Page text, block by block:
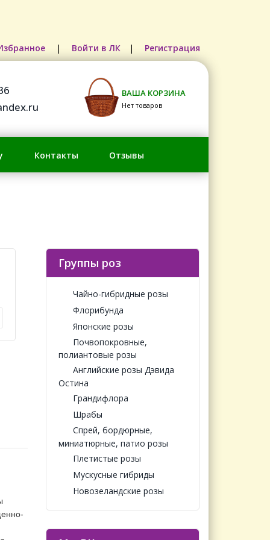
| Войти в ЛК | Регистрация
ВАША КОРЗИНА
Нет товаров
Контакты Отзывы
Группы роз
Чайно-гибридные розы
Флорибунда
Японские розы
Почвопокровные,
полиантовые розы
Английские розы Дэвида
Остина
Грандифлора
Шрабы
Спрей, бордюрные,
миниатюрные, патио розы
Плетистые розы
Мускусные гибриды
Новозеландские розы